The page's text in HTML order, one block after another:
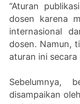
“Aturan
dosen karena
internasional
dosen. Namun,
aturan ini secara
Sebelumnya,
disampaikan